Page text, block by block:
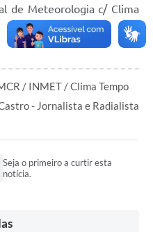
de Meteorologia c/ Clima
/ INMET / Clima Tempo
- Jornalista e Radialista
Seja o primeiro a curtir esta
notícia.